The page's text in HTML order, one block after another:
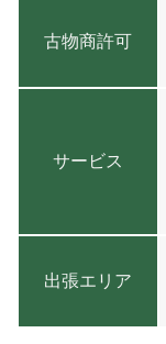
古物商許可
サービス
出張エリア